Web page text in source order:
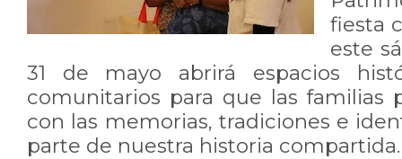
fiesta
este
31 de mayo abrirá espacios
comunitarios para que las familias
con las memorias, tradiciones e
parte de nuestra historia compartida.